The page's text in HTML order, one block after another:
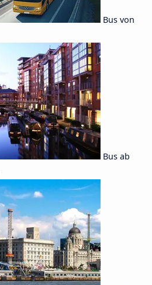
Bus von
Bus ab